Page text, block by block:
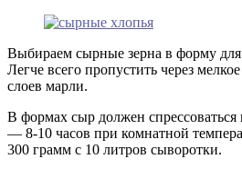
Выбираем сырные зерна в форму
Легче всего пропустить через
слоев марли.
В формах сыр должен
— 8-10 часов при комнатной
300 грамм с 10 литров сыворотки.